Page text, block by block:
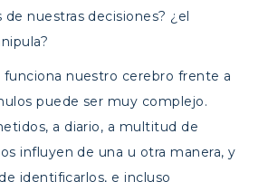
de nuestras decisiones? ¿el
nuestro cerebro frente a
puede ser muy complejo.
a diario, a multitud de
influyen de una u otra manera, y
identificarlos, e incluso